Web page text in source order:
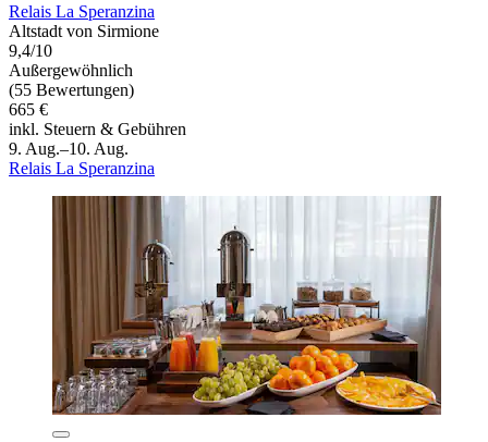
Relais La Speranzina
Altstadt von Sirmione
9,4/10
Außergewöhnlich
(55 Bewertungen)
665 €
inkl. Steuern & Gebühren
9. Aug.–10. Aug.
Relais La Speranzina